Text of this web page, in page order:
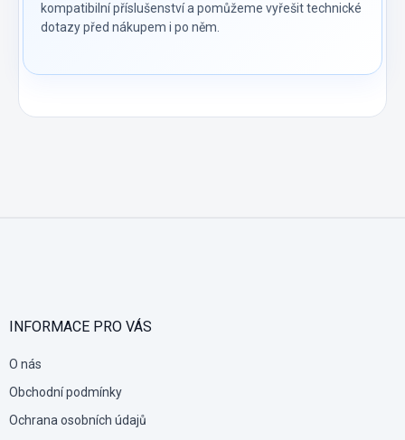
kompatibilní příslušenství a pomůžeme vyřešit technické
dotazy před nákupem i po něm.
INFORMACE PRO VÁS
O nás
Obchodní podmínky
Ochrana osobních údajů